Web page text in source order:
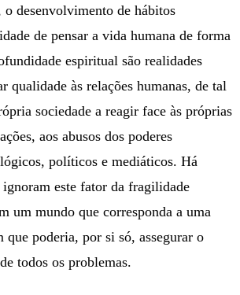
desenvolvimento de hábitos
de pensar a vida humana de forma
espiritual são realidades
qualidade às relações humanas, de tal
sociedade a reagir face às próprias
aos abusos dos poderes
políticos e mediáticos. Há
este fator da fragilidade
um mundo que corresponda a uma
que poderia, por si só, assegurar o
todos os problemas.